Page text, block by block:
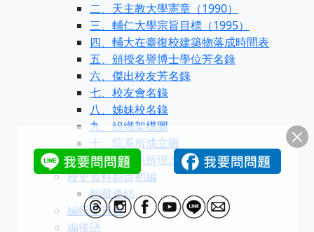
二、天主教大學憲章（1990）
三、輔仁大學宗旨目標（1995）
四、輔大在臺復校建築物落成時間表
五、頒授名譽博士學位芳名錄
六、傑出校友芳名錄
七、校友會名錄
八、姊妹校名錄
九、組織架構圖
十、院系所成立圖
十一、院系所現況表
校史資料類目初編
館藏連結
編輯委員會
編後語